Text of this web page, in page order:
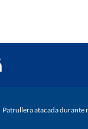
Patrullera atacada durante